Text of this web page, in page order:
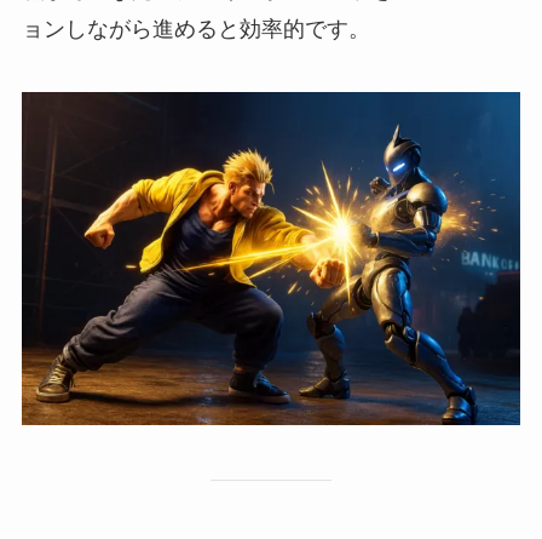
ョンしながら進めると効率的です。